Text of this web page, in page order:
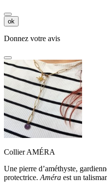
ok
Donnez votre avis
Collier AMÉRA
Une pierre d’améthyste,
protectrice. Améra est un